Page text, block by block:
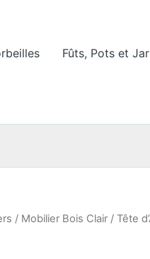
Fûts, Pots et
/ Mobilier Bois Clair / Tête